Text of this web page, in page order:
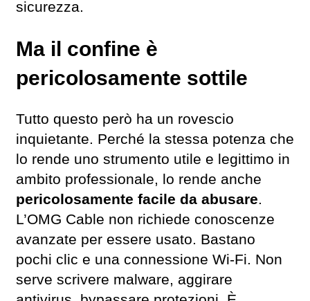
sicurezza.
Ma il confine è
pericolosamente sottile
Tutto questo però ha un rovescio
inquietante. Perché la stessa potenza che
lo rende uno strumento utile e legittimo in
ambito professionale, lo rende anche
pericolosamente facile da abusare.
L’OMG Cable non richiede conoscenze
avanzate per essere usato. Bastano
pochi clic e una connessione Wi-Fi. Non
serve scrivere malware, aggirare